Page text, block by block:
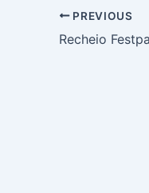
PREVIOUS
Recheio